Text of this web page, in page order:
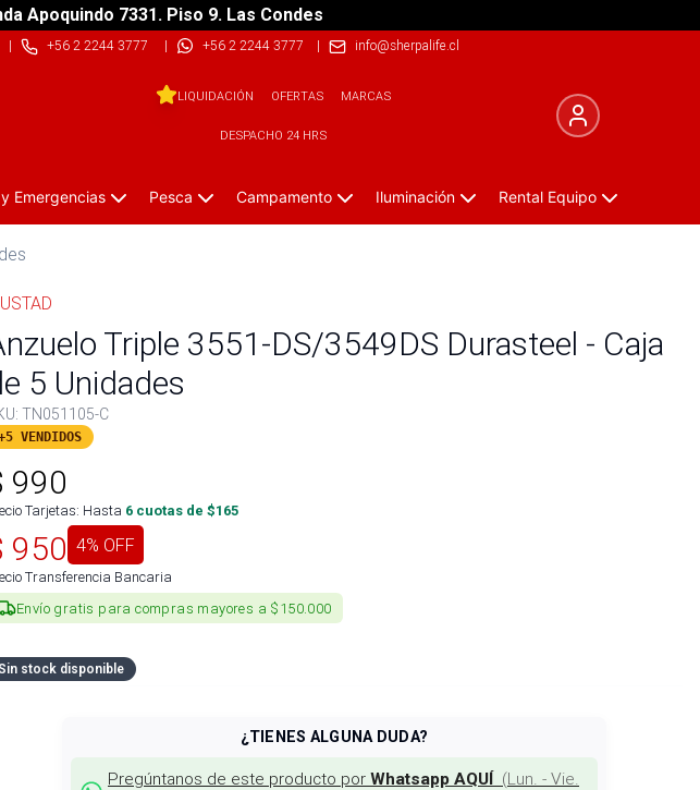
Apoquindo 7331. Piso 9. Las Condes
+56 2 2244 3777 | +56 2 2244 3777 | info@sherpalife.cl
LIQUIDACIÓN OFERTAS MARCAS
DESPACHO 24 HRS
Emergencias Pesca Campamento Iluminación Rental Equipo
Triple 3551-DS/3549DS Durasteel - Caja
5 Unidades
TN051105-C
VENDIDOS
990
Tarjetas: Hasta 6 cuotas de $165
950 4% OFF
Transferencia Bancaria
Envío gratis para compras mayores a $150.000
stock disponible
¿TIENES ALGUNA DUDA?
Pregúntanos de este producto por Whatsapp AQUÍ (Lun. - Vie.